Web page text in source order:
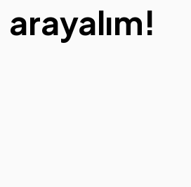
arayalım!